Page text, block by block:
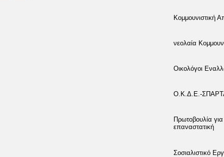
Κομμουνιστική
νεολαία
Οικολόγοι
Ο.Κ.Δ.Ε.-
Πρωτοβουλία
επαναστατική
Σοσιαλιστικό